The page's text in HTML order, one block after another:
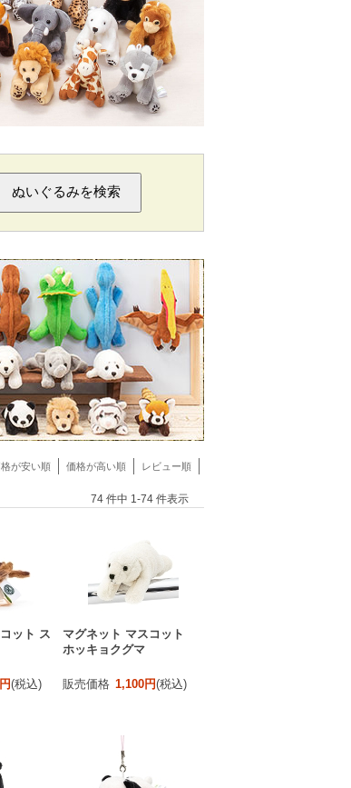
が安い順 価格が高い順 レビュー順
74 件中 1-74 件表示
ット ス
(税込)
マグネット マスコット
ホッキョクグマ
販売価格 1,100円(税込)